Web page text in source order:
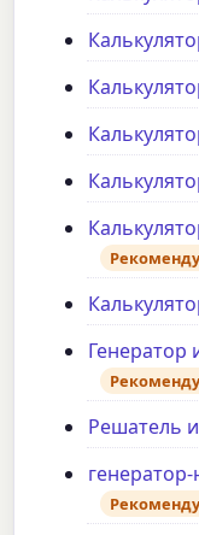
Генератор
Решатель